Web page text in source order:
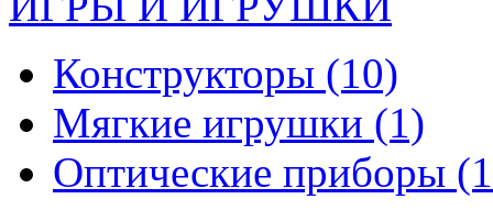
Конструкторы (10)
Мягкие игрушки (1)
Оптические приборы